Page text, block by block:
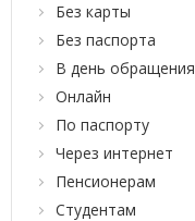
Без карты
Без паспорта
В день обращения
Онлайн
По паспорту
Через интернет
Пенсионерам
Студентам